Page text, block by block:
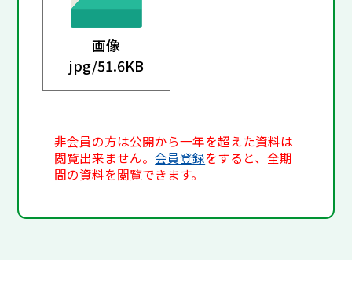
画像
jpg/51.6KB
非会員の方は公開から一年を超えた資料は
閲覧出来ません。会員登録をすると、全期
間の資料を閲覧できます。